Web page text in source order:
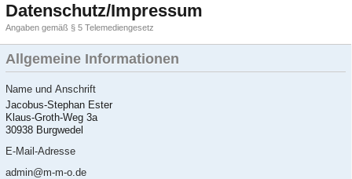
Datenschutz/Impressum
Angaben gemäß § 5 Telemediengesetz
Allgemeine Informationen
Name und Anschrift
Jacobus-Stephan Ester
Klaus-Groth-Weg 3a
30938 Burgwedel
E-Mail-Adresse
admin@m-m-o.de